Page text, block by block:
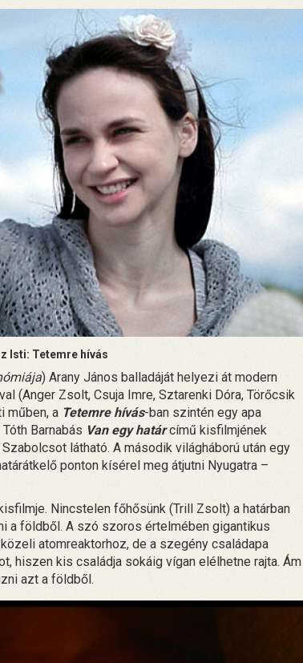
Isti: Tetemre hívás
) Arany János balladáját helyezi át modern
(Anger Zsolt, Csuja Imre, Sztarenki Dóra, Törőcsik
műben, a Tetemre hívás-ban szintén egy apa
Barnabás Van egy határ című kisfilmjének
látható. A második világháború után egy
ponton kísérel meg átjutni Nyugatra –
Nincstelen főhősünk (Trill Zsolt) a határban
a földből. A szó szoros értelmében gigantikus
atomreaktorhoz, de a szegény családapa
hiszen kis családja sokáig vígan elélhetne rajta. Ám
azt a földből.